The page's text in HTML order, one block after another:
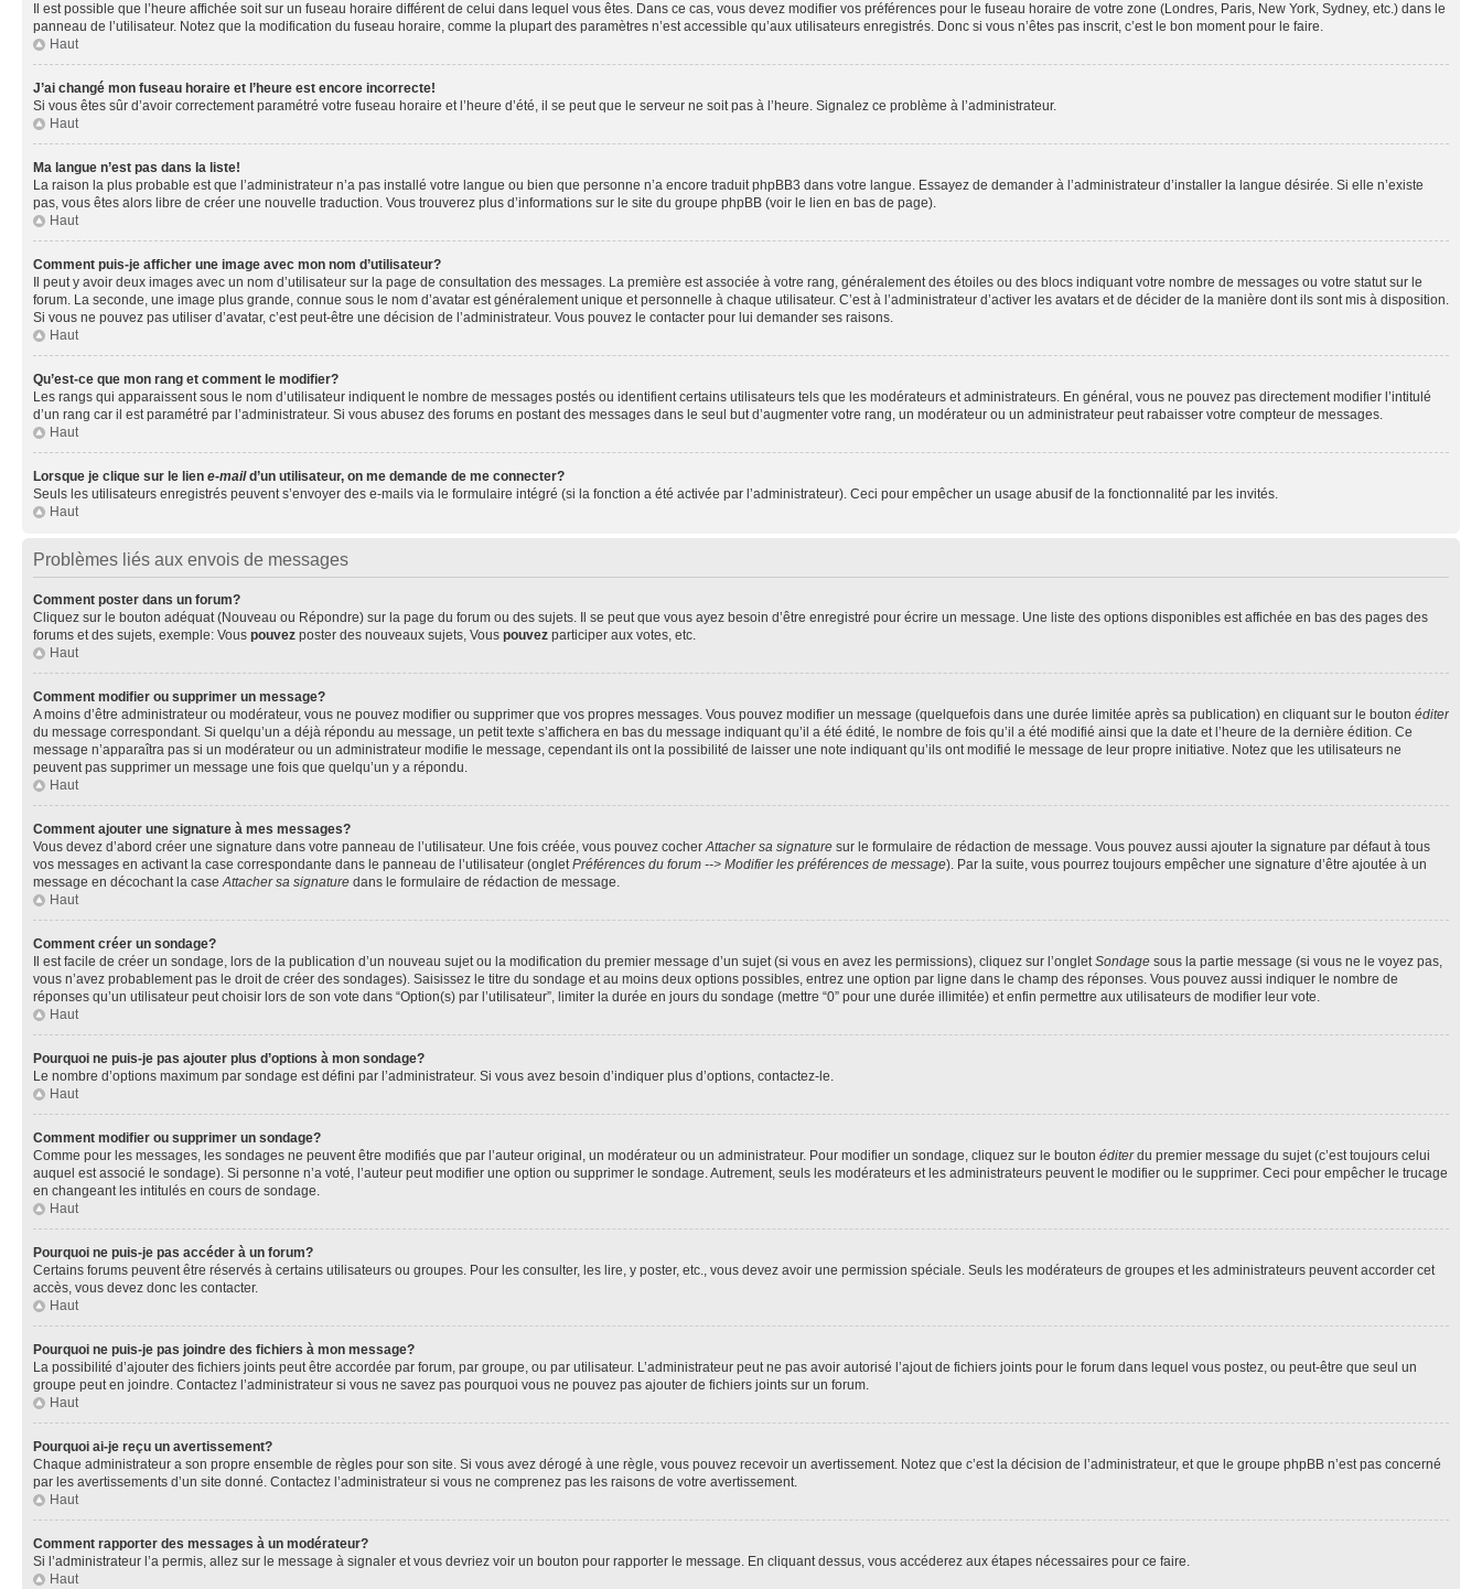
Il est possible que l’heure affichée soit sur un fuseau horaire différent de celui dans lequel vous êtes. Dans ce cas, vous devez modifier vos préférences pour le fuseau horaire de votre zone (Londres, Paris, New York, Sydney, etc.) dans le
panneau de l’utilisateur. Notez que la modification du fuseau horaire, comme la plupart des paramètres n’est accessible qu’aux utilisateurs enregistrés. Donc si vous n’êtes pas inscrit, c’est le bon moment pour le faire.
Haut
J’ai changé mon fuseau horaire et l’heure est encore incorrecte!
Si vous êtes sûr d’avoir correctement paramétré votre fuseau horaire et l’heure d’été, il se peut que le serveur ne soit pas à l’heure. Signalez ce problème à l’administrateur.
Haut
Ma langue n’est pas dans la liste!
La raison la plus probable est que l’administrateur n’a pas installé votre langue ou bien que personne n’a encore traduit phpBB3 dans votre langue. Essayez de demander à l’administrateur d’installer la langue désirée. Si elle n’existe
pas, vous êtes alors libre de créer une nouvelle traduction. Vous trouverez plus d’informations sur le site du groupe phpBB (voir le lien en bas de page).
Haut
Comment puis-je afficher une image avec mon nom d’utilisateur?
Il peut y avoir deux images avec un nom d’utilisateur sur la page de consultation des messages. La première est associée à votre rang, généralement des étoiles ou des blocs indiquant votre nombre de messages ou votre statut sur le
forum. La seconde, une image plus grande, connue sous le nom d’avatar est généralement unique et personnelle à chaque utilisateur. C’est à l’administrateur d’activer les avatars et de décider de la manière dont ils sont mis à disposition.
Si vous ne pouvez pas utiliser d’avatar, c’est peut-être une décision de l’administrateur. Vous pouvez le contacter pour lui demander ses raisons.
Haut
Qu’est-ce que mon rang et comment le modifier?
Les rangs qui apparaissent sous le nom d’utilisateur indiquent le nombre de messages postés ou identifient certains utilisateurs tels que les modérateurs et administrateurs. En général, vous ne pouvez pas directement modifier l’intitulé
d’un rang car il est paramétré par l’administrateur. Si vous abusez des forums en postant des messages dans le seul but d’augmenter votre rang, un modérateur ou un administrateur peut rabaisser votre compteur de messages.
Haut
Lorsque je clique sur le lien e-maild’un utilisateur, on me demande de me connecter?
Seuls les utilisateurs enregistrés peuvent s’envoyer des e-mails via le formulaire intégré (si la fonction a été activée par l’administrateur). Ceci pour empêcher un usage abusif de la fonctionnalité par les invités.
Haut
Problèmes liés aux envois de messages
Comment poster dans un forum?
Cliquez sur le bouton adéquat (Nouveau ou Répondre) sur la page du forum ou des sujets. Il se peut que vous ayez besoin d’être enregistré pour écrire un message. Une liste des options disponibles est affichée en bas des pages des
forums et des sujets, exemple: Vous pouvez poster des nouveaux sujets, Vous pouvez participer aux votes, etc.
Haut
Comment modifier ou supprimer un message?
A moins d’être administrateur ou modérateur, vous ne pouvez modifier ou supprimer que vos propres messages. Vous pouvez modifier un message (quelquefois dans une durée limitée après sa publication) en cliquant sur le bouton éditer
du message correspondant. Si quelqu’un a déjà répondu au message, un petit texte s’affichera en bas du message indiquant qu’il a été édité, le nombre de fois qu’il a été modifié ainsi que la date et l’heure de la dernière édition. Ce
message n’apparaîtra pas si un modérateur ou un administrateur modifie le message, cependant ils ont la possibilité de laisser une note indiquant qu’ils ont modifié le message de leur propre initiative. Notez que les utilisateurs ne
peuvent pas supprimer un message une fois que quelqu’un y a répondu.
Haut
Comment ajouter une signature à mes messages?
Vous devez d’abord créer une signature dans votre panneau de l’utilisateur. Une fois créée, vous pouvez cocherAttacher sa signature sur le formulaire de rédaction de message. Vous pouvez aussi ajouter la signature par défaut à tous
vos messages en activant la case correspondante dans le panneau de l’utilisateur (ongletPréférences du forum --> Modifier les préférences de message). Par la suite, vous pourrez toujours empêcher une signature d’être ajoutée à un
message en décochant la caseAttacher sa signature dans le formulaire de rédaction de message.
Haut
Comment créer un sondage?
Il est facile de créer un sondage, lors de la publication d’un nouveau sujet ou la modification du premier message d’un sujet (si vous en avez les permissions), cliquez sur l’ongletSondage sous la partie message (si vous ne le voyez pas,
vous n’avez probablement pas le droit de créer des sondages). Saisissez le titre du sondage et au moins deux options possibles, entrez une option par ligne dans le champ des réponses. Vous pouvez aussi indiquer le nombre de
réponses qu’un utilisateur peut choisir lors de son vote dans “Option(s) par l’utilisateur”, limiter la durée en jours du sondage (mettre “0” pour une durée illimitée) et enfin permettre aux utilisateurs de modifier leur vote.
Haut
Pourquoi ne puis-je pas ajouter plus d’options à mon sondage?
Le nombre d’options maximum par sondage est défini par l’administrateur. Si vous avez besoin d’indiquer plus d’options, contactez-le.
Haut
Comment modifier ou supprimer un sondage?
Comme pour les messages, les sondages ne peuvent être modifiés que par l’auteur original, un modérateur ou un administrateur. Pour modifier un sondage, cliquez sur le bouton éditerdu premier message du sujet (c’est toujours celui
auquel est associé le sondage). Si personne n’a voté, l’auteur peut modifier une option ou supprimer le sondage. Autrement, seuls les modérateurs et les administrateurs peuvent le modifier ou le supprimer. Ceci pour empêcher le trucage
en changeant les intitulés en cours de sondage.
Haut
Pourquoi ne puis-je pas accéder à un forum?
Certains forums peuvent être réservés à certains utilisateurs ou groupes. Pour les consulter, les lire, y poster, etc., vous devez avoir une permission spéciale. Seuls les modérateurs de groupes et les administrateurs peuvent accorder cet
accès, vous devez donc les contacter.
Haut
Pourquoi ne puis-je pas joindre des fichiers à mon message?
La possibilité d’ajouter des fichiers joints peut être accordée par forum, par groupe, ou par utilisateur. L’administrateur peut ne pas avoir autorisé l’ajout de fichiers joints pour le forum dans lequel vous postez, ou peut-être que seul un
groupe peut en joindre. Contactez l’administrateur si vous ne savez pas pourquoi vous ne pouvez pas ajouter de fichiers joints sur un forum.
Haut
Pourquoi ai-je reçu un avertissement?
Chaque administrateur a son propre ensemble de règles pour son site. Si vous avez dérogé à une règle, vous pouvez recevoir un avertissement. Notez que c’est la décision de l’administrateur, et que le groupe phpBB n’est pas concerné
par les avertissements d’un site donné. Contactez l’administrateur si vous ne comprenez pas les raisons de votre avertissement.
Haut
Comment rapporter des messages à un modérateur?
Si l’administrateur l’a permis, allez sur le message à signaler et vous devriez voir un bouton pour rapporter le message. En cliquant dessus, vous accéderez aux étapes nécessaires pour ce faire.
Haut